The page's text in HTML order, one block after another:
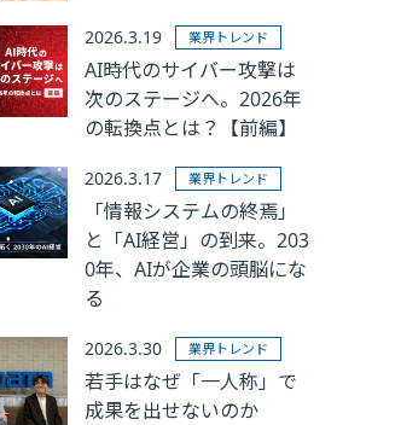
2026.3.19 業界トレンド
AI時代のサイバー攻撃は
次のステージへ。2026年
の転換点とは？【前編】
2026.3.17 業界トレンド
「情報システムの終焉」
と「AI経営」の到来。203
0年、AIが企業の頭脳にな
る
2026.3.30 業界トレンド
若手はなぜ「一人称」で
成果を出せないのか